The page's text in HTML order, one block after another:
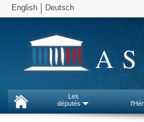
English Deutsch
Les
députés